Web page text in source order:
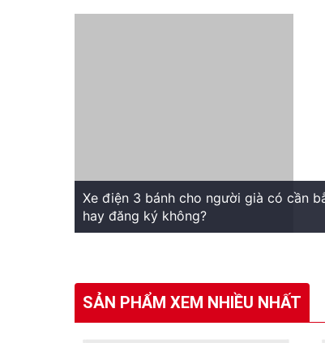
Xe điện 3 bánh cho người già có cần
hay đăng ký không?
SẢN PHẨM XEM NHIỀU NHẤT